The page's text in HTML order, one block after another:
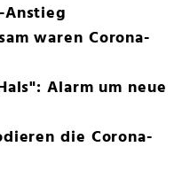
waren Corona-
Alarm um neue
die Corona-